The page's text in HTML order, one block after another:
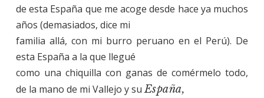
de esta España que me acoge desde hace ya muchos
años (demasiados, dice mi
familia allá, con mi burro peruano en el Perú). De
esta España a la que llegué
como una chiquilla con ganas de comérmelo todo,
de la mano de mi Vallejo y suEspaña,